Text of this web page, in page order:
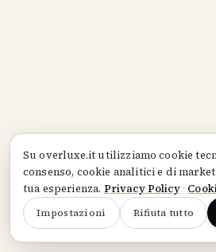
Suoverluxe.itutilizziamo cookie
consenso, cookie analitici e di
tua esperienza. Privacy Policy·
Impostazioni Rifiuta tutto